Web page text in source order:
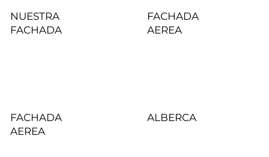
NUESTRA
FACHADA
FACHADA
AEREA
FACHADA
AEREA
ALBERCA